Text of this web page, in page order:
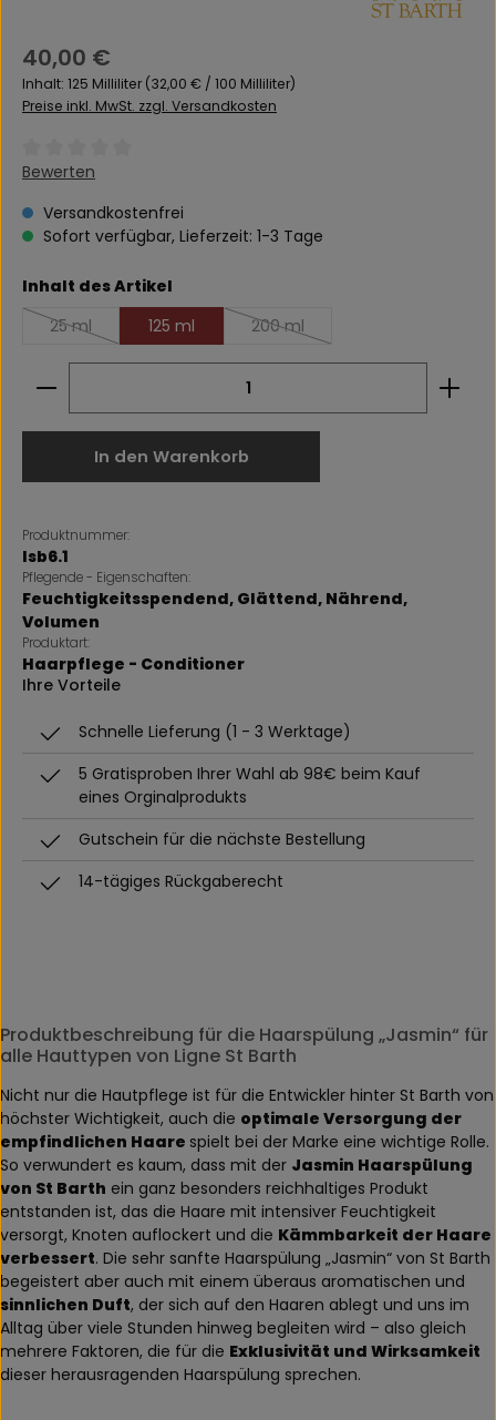
Regulärer Preis:
40,00 €
Inhalt: 125 Milliliter (32,00 € / 100 Milliliter)
Preise inkl. MwSt. zzgl. Versandkosten
Durchschnittliche Bewertung von 0 von 5 Sternen
Bewerten
Versandkostenfrei
Sofort verfügbar, Lieferzeit: 1-3 Tage
Inhalt des Artikel
25 ml
(Diese Option ist zurzeit nicht verfügbar.)
125 ml 200 ml
(Diese Option ist zurzeit nicht
Produkt Anzahl: Gib den gewünschten Wert
In den Warenkorb
Produktnummer:
lsb6.1
Pflegende - Eigenschaften:
Feuchtigkeitsspendend, Glättend, Nährend,
Volumen
Produktart:
Haarpflege - Conditioner
Ihre Vorteile
Schnelle Lieferung (1 - 3 Werktage)
5 Gratisproben Ihrer Wahl ab 98€ beim Kauf
eines Orginalprodukts
Gutschein für die nächste Bestellung
14-tägiges Rückgaberecht
Produktbeschreibung für die Haarspülung „Jasmin“ für
alle Hauttypen von Ligne St Barth
Nicht nur die Hautpflege ist für die Entwickler hinter St Barth von
höchster Wichtigkeit, auch die optimale Versorgung der
empfindlichen Haare spielt bei der Marke eine wichtige Rolle.
So verwundert es kaum, dass mit der Jasmin Haarspülung
von St Barth ein ganz besonders reichhaltiges Produkt
entstanden ist, das die Haare mit intensiver Feuchtigkeit
versorgt, Knoten auflockert und die Kämmbarkeit der Haare
verbessert. Die sehr sanfte Haarspülung „Jasmin“ von St Barth
begeistert aber auch mit einem überaus aromatischen und
sinnlichen Duft, der sich auf den Haaren ablegt und uns im
Alltag über viele Stunden hinweg begleiten wird – also gleich
mehrere Faktoren, die für die Exklusivität und Wirksamkeit
dieser herausragenden Haarspülung sprechen.